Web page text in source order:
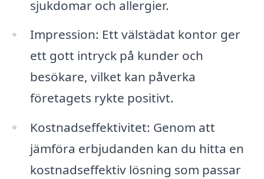
sjukdomar och allergier.
Impression: Ett välstädat kontor ger
ett gott intryck på kunder och
besökare, vilket kan påverka
företagets rykte positivt.
Kostnadseffektivitet: Genom att
jämföra erbjudanden kan du hitta en
kostnadseffektiv lösning som passar